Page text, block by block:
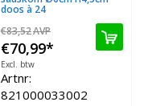
doos à 24
€83,52AVP
€70,99*
Excl. btw
Artnr:
821000033002